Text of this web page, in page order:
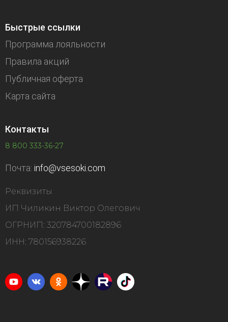
Быстрые ссылки
Программа лояльности
Правила акций
Публичная оферта
Карта сайта
Контакты
8 800 333-36-27
Почта: info@vsesoki.com
Реквизиты
ИП Чиликин Виктор Олегович
ОГРНИП: 320784700182896
ИНН: 780156938226